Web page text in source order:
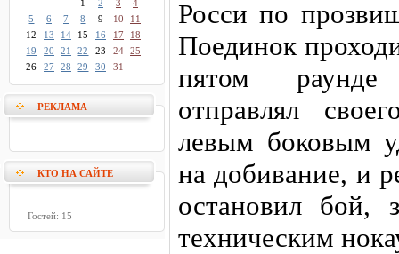
1
2 3
4
5
6 7 8 9 10
11
12
13 14 15 16 17
18
19
20 21 22 23 24 25
26
27 28 29 30 31
РЕКЛАМА
КТО НА САЙТЕ
Гостей: 15
Росси по
Поединок
пятом
отправлял
левым боковым
на добивание, и
остановил бой,
техническим